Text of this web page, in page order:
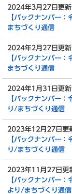
2024年3月27日更新
【バックナンバー
まちづくり通信
2024年2月27日更新
【バックナンバー
まちづくり通信
2024年1月31日更新
【バックナンバー
り/まちづくり通信
2023年12月27日更
【バックナンバー
り/まちづくり通信
2023年11月27日更
【バックナンバー
より/まちづくり通信